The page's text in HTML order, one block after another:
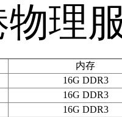
理服
内存
16G DDR3
16G DDR3
16G DDR3